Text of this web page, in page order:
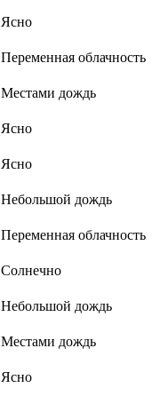
Ясно
Переменная облачность
Местами дождь
Ясно
Ясно
Небольшой дождь
Переменная облачность
Солнечно
Небольшой дождь
Местами дождь
Ясно